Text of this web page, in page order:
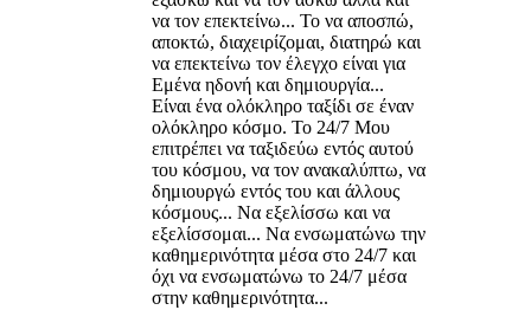
να τον επεκτείνω... Το να αποσπώ,
αποκτώ, διαχειρίζομαι, διατηρώ και
να επεκτείνω τον έλεγχο είναι για
Εμένα ηδονή και δημιουργία...
Είναι ένα ολόκληρο ταξίδι σε έναν
ολόκληρο κόσμο. Το 24/7 Μου
επιτρέπει να ταξιδεύω εντός αυτού
του κόσμου, να τον ανακαλύπτω, να
δημιουργώ εντός του και άλλους
κόσμους... Να εξελίσσω και να
εξελίσσομαι... Να ενσωματώνω την
καθημερινότητα μέσα στο 24/7 και
όχι να ενσωματώνω το 24/7 μέσα
στην καθημερινότητα...